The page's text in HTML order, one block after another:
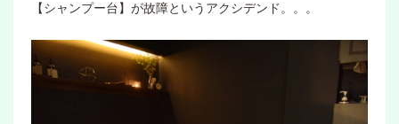
【シャンプー台】が故障というアクシデンド。。。